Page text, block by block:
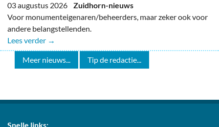
03 augustus 2026 Zuidhorn-nieuws
Voor monumenteigenaren/beheerders, maar zeker ook voor
andere belangstellenden.
Lees verder →
Meer nieuws... Tip de redactie...
Snelle links: